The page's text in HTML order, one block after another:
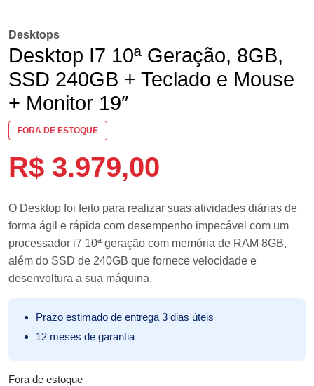
Desktops
Desktop I7 10ª Geração, 8GB,
SSD 240GB + Teclado e Mouse
+ Monitor 19″
FORA DE ESTOQUE
R$ 3.979,00
O Desktop foi feito para realizar suas atividades diárias de
forma ágil e rápida com desempenho impecável com um
processador i7 10ª geração com memória de RAM 8GB,
além do SSD de 240GB que fornece velocidade e
desenvoltura a sua máquina.
Prazo estimado de entrega 3 dias úteis
12 meses de garantia
Fora de estoque